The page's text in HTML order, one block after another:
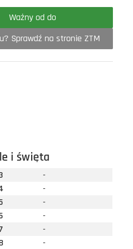
Ważny od do
Sprawdź na stronie ZTM
i święta
-
-
-
-
-
-